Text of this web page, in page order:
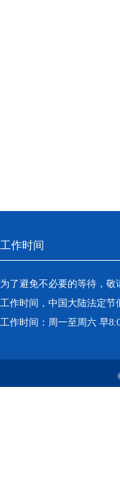
工作时间
为了避免不必要的等待，
工作时间，中国大陆法定节
工作时间：周一至周六 早